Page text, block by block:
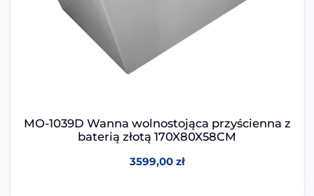
MO-1039D Wanna wolnostojąca przyścienna z
baterią złotą 170X80X58CM
3599,00 zł